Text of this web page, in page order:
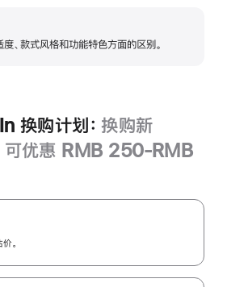
、款式风格和功能特色方面的区别。
换购计划： 换购新
优惠 RMB 250-RMB
。